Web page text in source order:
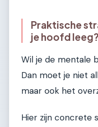
Praktische
je hoofd leeg?
Wil je de mentale
Dan moet je niet
maar ook het
Hier zijn concrete